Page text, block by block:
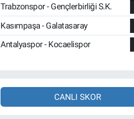
Trabzonspor - Gençlerbirliği S.K.
Kasımpaşa - Galatasaray
Antalyaspor - Kocaelispor
CANLI SKOR